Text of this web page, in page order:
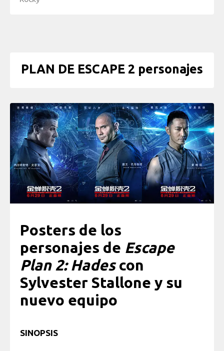
PLAN DE ESCAPE 2 personajes
Posters de los
personajes de Escape
Plan 2: Hadescon
Sylvester Stallone y su
nuevo equipo
SINOPSIS